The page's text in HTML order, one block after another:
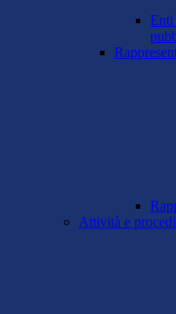
Enti
Attività e